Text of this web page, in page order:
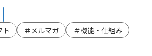
ト
＃メルマガ
＃機能・仕組み